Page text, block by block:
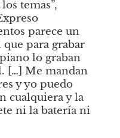
temas”,
parece un
que para grabar
lo graban
[…] Me mandan
y yo puedo
cualquiera y la
ni la batería ni